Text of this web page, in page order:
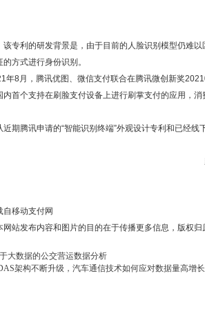
该专利的研发背景是，由于目前的人脸识别模型仍难
方式进行身份识别。
年8月，腾讯优图、微信支付联合在腾讯微创新奖
内首个支持在刷脸支付设备上进行刷掌支付的应用，
近期腾讯申请的“智能识别终端”外观设计专利和已经
自移动支付网
网站发布内容和图片的目的在于传播更多信息，版权
大数据的公交营运数据分析
架构不断升级，汽车通信技术如何应对数据量高增